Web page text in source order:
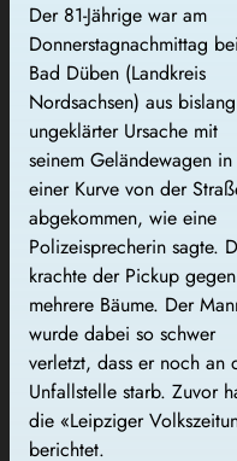
Der 81-Jährige war am
Donnerstagnachmittag bei
Bad Düben (Landkreis
Nordsachsen) aus bislang
ungeklärter Ursache mit
seinem Geländewagen in
einer Kurve von der
abgekommen, wie eine
Polizeisprecherin sagte.
krachte der Pickup gegen
mehrere Bäume. Der
wurde dabei so schwer
verletzt, dass er noch an
Unfallstelle starb. Zuvor
die «Leipziger
berichtet.